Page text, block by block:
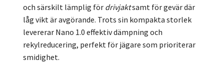
och särskilt lämplig för drivjaktsamt för gevär där
låg vikt är avgörande. Trots sin kompakta storlek
levererar Nano 1.0 effektiv dämpning och
rekylreducering, perfekt för jägare som prioriterar
smidighet.